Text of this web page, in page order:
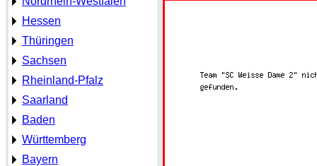
Hessen
Thüringen
Sachsen
Rheinland-Pfalz
Saarland
Baden
Württemberg
Bayern